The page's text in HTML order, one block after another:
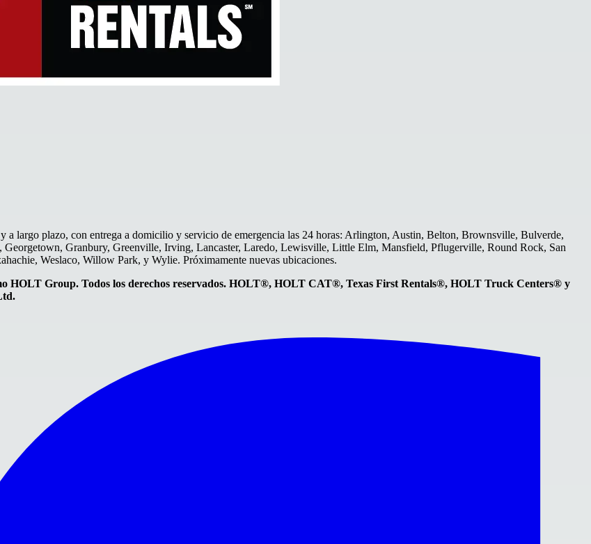
a largo plazo, con entrega a domicilio y servicio de emergencia las 24 horas: Arlington, Austin, Belton, Brownsville, Bulverde,
Granbury, Greenville, Irving, Lancaster, Laredo, Lewisville, Little Elm, Mansfield, Pflugerville, Round Rock, San
Weslaco, Willow Park, y Wylie. Próximamente nuevas ubicaciones.
HOLT Group. Todos los derechos reservados. HOLT®, HOLT CAT®, Texas First Rentals®, HOLT Truck Centers® y